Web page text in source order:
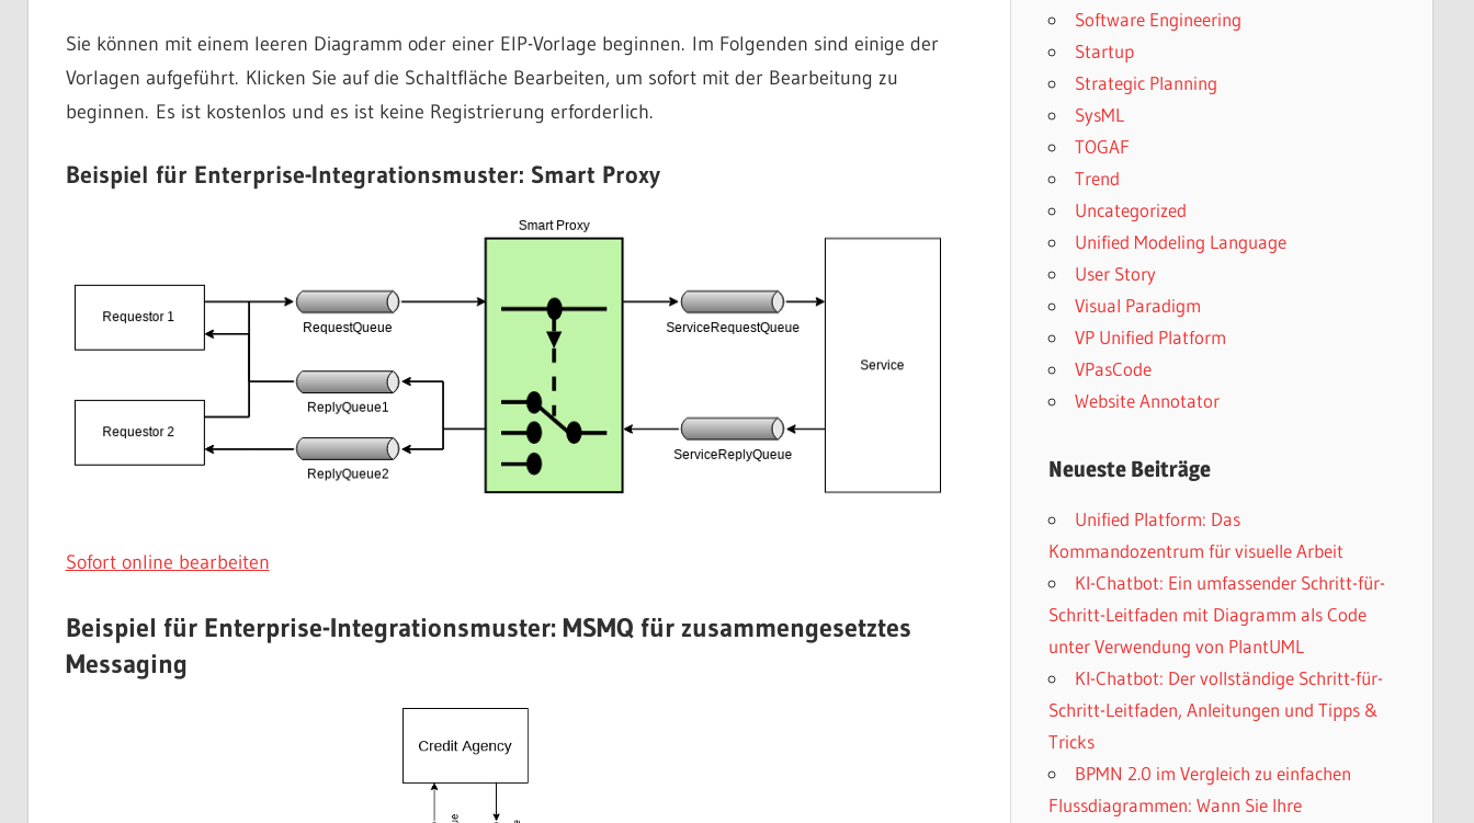
Sie können mit einem leeren Diagramm oder einer EIP-Vorlage beginnen. Im Folgenden sind einige der
Vorlagen aufgeführt. Klicken Sie auf die Schaltfläche Bearbeiten, um sofort mit der Bearbeitung zu
beginnen. Es ist kostenlos und es ist keine Registrierung erforderlich.
Beispiel für Enterprise-Integrationsmuster: Smart Proxy
Sofort online bearbeiten
Beispiel für Enterprise-Integrationsmuster: MSMQ für zusammengesetztes
Messaging
Software Engineering
Startup
Strategic Planning
SysML
TOGAF
Trend
Uncategorized
Unified Modeling Language
User Story
Visual Paradigm
VP Unified Platform
VPasCode
Website Annotator
Neueste Beiträge
Unified Platform: Das
Kommandozentrum für visuelle Arbeit
KI-Chatbot: Ein umfassender Schritt-für-
Schritt-Leitfaden mit Diagramm als Code
unter Verwendung von PlantUML
KI-Chatbot: Der vollständige Schritt-für-
Schritt-Leitfaden, Anleitungen und Tipps &
Tricks
BPMN 2.0 im Vergleich zu einfachen
Flussdiagrammen: Wann Sie Ihre